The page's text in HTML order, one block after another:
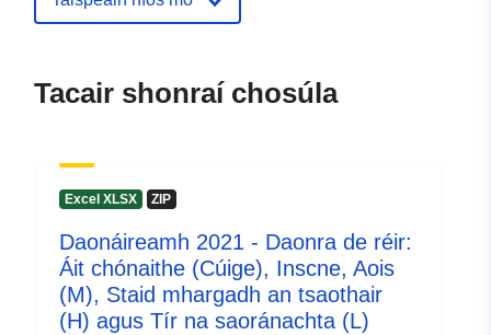
Leathanach baile:
Ríomhphost:
mailto:statbel@economie.fgov.be
URL: https://statbel.fgov.be/en
https://statbel.fgov.be/nl
Tacair shonraí chosúla
Excel XLSX ZIP
Daonáireamh 2021 - Daonra de réir:
Áit chónaithe (Cúige), Inscne, Aois
(M), Staid mhargadh an tsaothair
(H) agus Tír na saoránachta (L)